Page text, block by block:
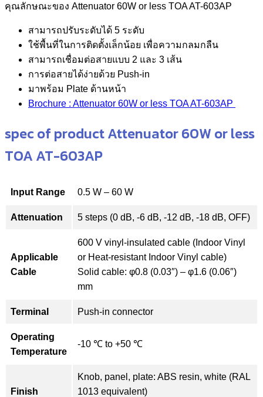
คุณลักษณะของ Attenuator 60W or less TOA AT-603AP
สามารถปรับระดับได้ 5 ระดับ
ใช้พื้นที่ในการติดตั้งเล็กน้อย เพื่อความกลมกลืน
สามารถเชื่อมต่อสายแบบ 2 และ 3 เส้น
การต่อสายได้ง่ายด้วย Push-in
มาพร้อม Plate ด้านหน้า
Brochure : Attenuator 60W or less TOA AT-603AP
spec of product Attenuator 60W or less
TOA AT-603AP
Input Range 0.5 W – 60 W
Attenuation 5 steps (0 dB, -6 dB, -12 dB, -18 dB, OFF)
Applicable
Cable
600 V vinyl-insulated cable (Indoor Vinyl
or Heat-resistant Indoor Vinyl cable)
Solid cable: φ0.8 (0.03″) – φ1.6 (0.06″)
mm
Terminal Push-in connector
Operating
Temperature
-10 ℃ to +50 ℃
Finish
Knob, panel, plate: ABS resin, white (RAL
1013 equivalent)